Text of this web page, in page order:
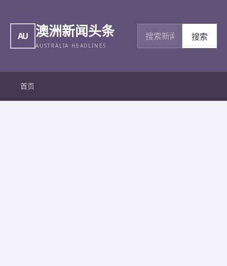
AU 澳洲新闻头条
AUSTRALIA HEADLINES
搜索新闻
搜索
首页